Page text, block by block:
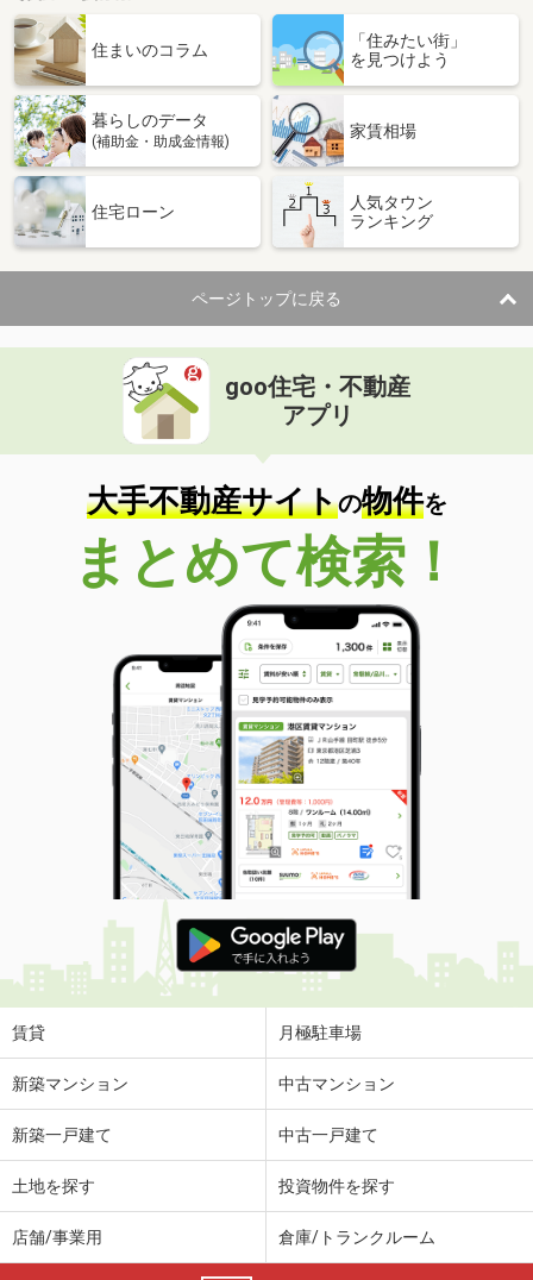
宮城県仙台市若林区南小泉字八軒小路
9.90万円
宮城県仙台市若林区南小泉字八軒小路
専有面積
43.94m²
間取り
1LDK
宮城県仙台市太白区八本松１丁目
価 格
10.20万円
専有面積 52.92m²
間取り
2LDK
宮城県仙台市宮城野区東仙台２丁目
価 格
宮城県仙台市宮城野区東仙台２丁目
専有面積
30.93m²
間取り
1LDK
宮城県仙台市太白区八本松１丁目
10.40万円
宮城県仙台市太白区八本松１丁目
専有面積 52.92m²
間取り
2LDK
宮城県仙台市若林区かすみ町
価 格
11.80万円
住 所
宮城県仙台市若林区かすみ町
専有面積 57.75m²
間取り
2LDK
宮城県仙台市若林区河原町２丁目
価 格
6.50万円
宮城県仙台市太白区諏訪町
価 格
7.30万円
宮城県仙台市太白区諏訪町
専有面積 44.66m²
住まいのコラム
「住みたい街」
を見つけよう
暮らしのデータ
(補助金・助成金情報)
家賃相場
住宅ローン
人気タウン
ランキング
ページトップに戻る
goo住宅・不動産
アプリ
大手不動産サイトの物件を
まとめて検索！
賃貸 月極駐車場
新築マンション 中古マンション
新築一戸建て 中古一戸建て
土地を探す 投資物件を探す
店舗/事業用 倉庫/トランクルーム